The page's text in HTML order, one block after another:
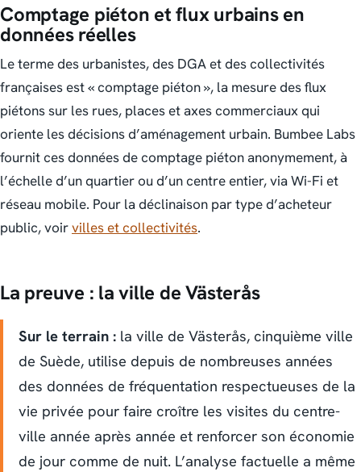
Comptage piéton et flux urbains en
données réelles
Le terme des urbanistes, des DGA et des collectivités
françaises est « comptage piéton », la mesure des flux
piétons sur les rues, places et axes commerciaux qui
oriente les décisions d’aménagement urbain. Bumbee Labs
fournit ces données de comptage piéton anonymement, à
l’échelle d’un quartier ou d’un centre entier, via Wi-Fi et
réseau mobile. Pour la déclinaison par type d’acheteur
public, voirvilles et collectivités.
La preuve : la ville de Västerås
Sur le terrain : la ville de Västerås, cinquième ville
de Suède, utilise depuis de nombreuses années
des données de fréquentation respectueuses de la
vie privée pour faire croître les visites du centre-
ville année après année et renforcer son économie
de jour comme de nuit. L’analyse factuelle a même